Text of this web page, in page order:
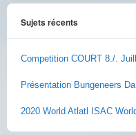
Sujets récents
Competition COURT 8./.
Présentation Bungeneers
2020 World Atlatl ISAC